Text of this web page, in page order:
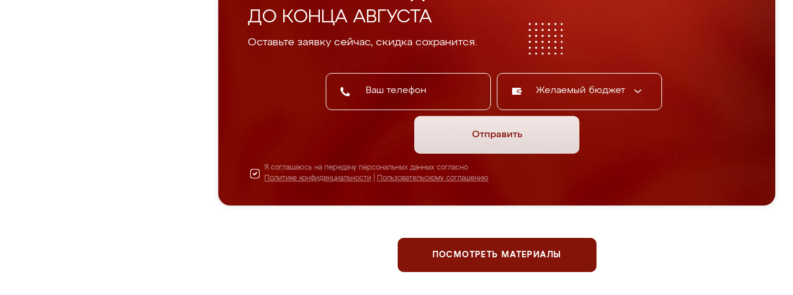
ДО КОНЦА АВГУСТА
Оставьте заявку сейчас, скидка сохранится.
Желаемый бюджет
Отправить
Я соглашаюсь на передачу персональных данных согласно
Политике конфиденциальности
Пользовательскому соглашению
ПОСМОТРЕТЬ МАТЕРИАЛЫ